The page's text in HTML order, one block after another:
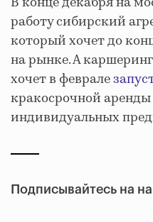
работу сибирский
который хочет до
на рынке. А
хочет в феврале
кракосрочной
индивидуальных
Подписывайтесь на